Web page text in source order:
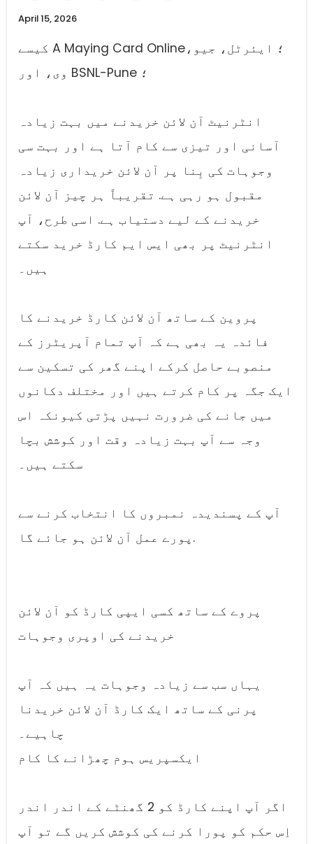
April 15, 2026
کیسے A Maying Card Online؛ ایئرٹل، جیو،
وی، اور BSNL-Pune ؛
انٹرنیٹ آن لائن خریدنے میں بہت زیادہ
آسانی اور تیزی سے کام آتا ہے اور بہت سی
وجوہات کی بِنا پر آن لائن خریداری زیادہ
مقبول ہو رہی ہے. تقریباً ہر چیز آن لائن
خریدنے کے لیے دستیاب ہے. اسی طرح، آپ
انٹرنیٹ پر بھی ایس ایم کارڈ خرید سکتے
ہیں۔
پروین کے ساتھ آن لائن کارڈ خریدنے کا
فائدہ یہ بھی ہے کہ آپ تمام آپریٹرز کے
منصوبے حاصل کرکے اپنے گھر کی تسکین سے
ایک جگہ پر کام کرتے ہیں اور مختلف دکانوں
میں جانے کی ضرورت نہیں پڑتی کیونکہ اس
وجہ سے آپ بہت زیادہ وقت اور کوشش بچا
سکتے ہیں۔
آپ کے پسندیدہ نمبروں کا انتخاب کرنے سے
پورے عمل آن لائن ہو جائے گا.
پروے کے ساتھ کسی ایپی کارڈ کو آن لائن
خریدنے کی اوپری وجوہات
یہاں سب سے زیادہ وجوہات یہ ہیں کہ آپ
پرنی کے ساتھ ایک کارڈ آن لائن خریدنا
چاہیے۔
ایکسپریس ہوم چھڑانے کا کام
اگر آپ اپنے کارڈ کو 2 گھنٹے کے اندر اندر
اِس حکم کو پورا کرنے کی کوشش کریں گے تو آپ